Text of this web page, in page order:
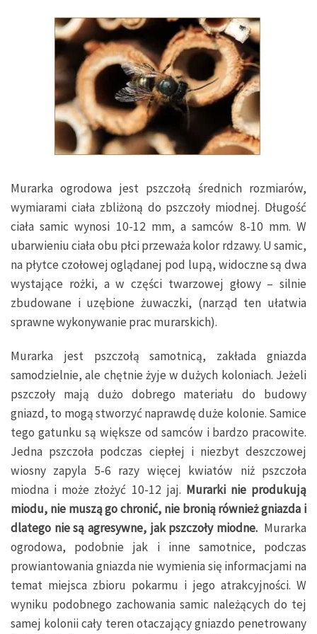
Murarka ogrodowa jest pszczołą średnich rozmiarów,
wymiarami ciała zbliżoną do pszczoły miodnej. Długość
ciała samic wynosi 10-12 mm, a samców 8-10 mm. W
ubarwieniu ciała obu płci przeważa kolor rdzawy. U samic,
na płytce czołowej oglądanej pod lupą, widoczne są dwa
wystające rożki, a w części twarzowej głowy – silnie
zbudowane i uzębione żuwaczki, (narząd ten ułatwia
sprawne wykonywanie prac murarskich).
Murarka jest pszczołą samotnicą, zakłada gniazda
samodzielnie, ale chętnie żyje w dużych koloniach. Jeżeli
pszczoły mają dużo dobrego materiału do budowy
gniazd, to mogą stworzyć naprawdę duże kolonie. Samice
tego gatunku są większe od samców i bardzo pracowite.
Jedna pszczoła podczas ciepłej i niezbyt deszczowej
wiosny zapyla 5-6 razy więcej kwiatów niż pszczoła
miodna i może złożyć 10-12 jaj. Murarki nie produkują
miodu, nie muszą go chronić, nie bronią również gniazda i
dlatego nie są agresywne, jak pszczoły miodne. Murarka
ogrodowa, podobnie jak i inne samotnice, podczas
prowiantowania gniazda nie wymienia się informacjami na
temat miejsca zbioru pokarmu i jego atrakcyjności. W
wyniku podobnego zachowania samic należących do tej
samej kolonii cały teren otaczający gniazdo penetrowany